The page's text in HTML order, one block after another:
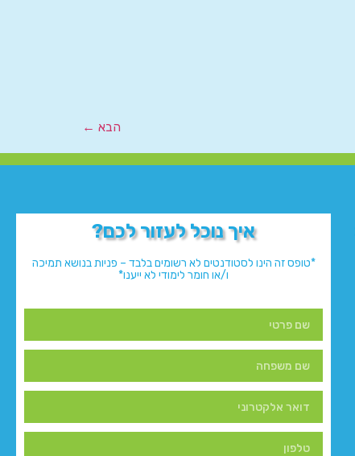
הבא ←
איך נוכל לעזור לכם?
*טופס זה הינו לסטודנטים לא רשומים בלבד – פניות בנושא תמיכה
ו/או חומר לימודי לא ייענו*